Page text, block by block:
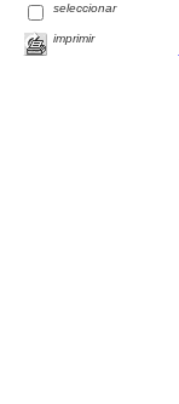
seleccionar
imprimir